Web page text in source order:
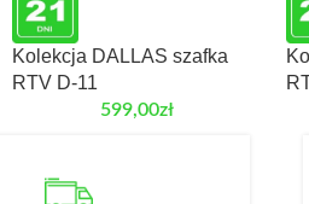
Kolekcja DALLAS szafka
RTV D-11
599,00zł